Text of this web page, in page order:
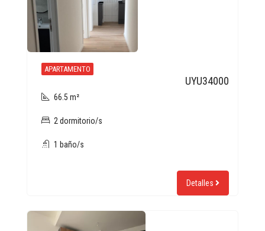
APARTAMENTO
UYU34000
66.5 m²
2 dormitorio/s
1 baño/s
Detalles